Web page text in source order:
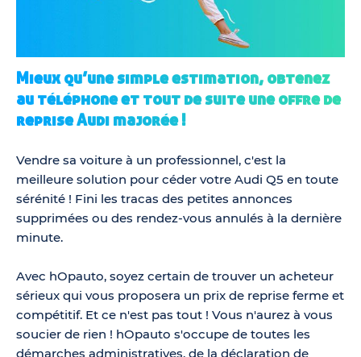
Mieux qu’une simple estimation, obtenez
au téléphone et tout de suite une offre de
reprise Audi majorée !
Vendre sa voiture à un professionnel, c'est la
meilleure solution pour céder votre Audi Q5 en toute
sérénité ! Fini les tracas des petites annonces
supprimées ou des rendez-vous annulés à la dernière
minute.
Avec hOpauto, soyez certain de trouver un acheteur
sérieux qui vous proposera un prix de reprise ferme et
compétitif. Et ce n'est pas tout ! Vous n'aurez à vous
soucier de rien ! hOpauto s'occupe de toutes les
démarches administratives, de la déclaration de